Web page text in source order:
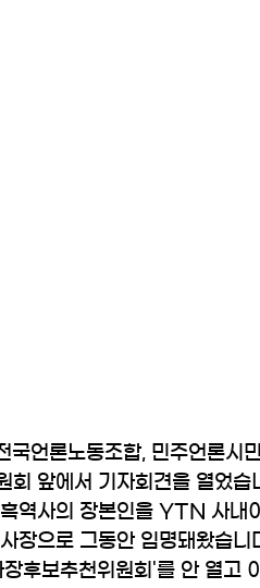
국언론노동조합, 민주언론시
앞에서 기자회견을 열었
역사의 장본인을 YTN 사내
으로 그동안 임명돼왔습니
후보추천위원회'를 안 열고